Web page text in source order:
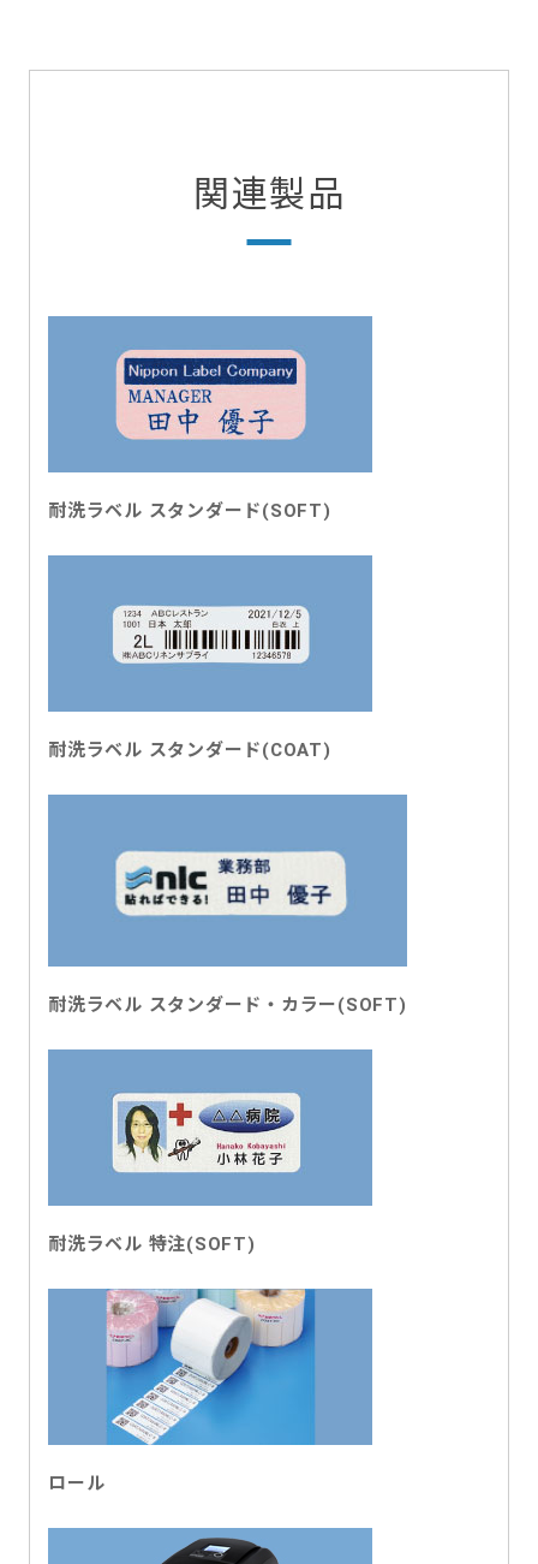
関連製品
耐洗ラベル スタンダード(SOFT)
耐洗ラベル スタンダード(COAT)
耐洗ラベル スタンダード・カラー(SOFT)
耐洗ラベル 特注(SOFT)
ロール